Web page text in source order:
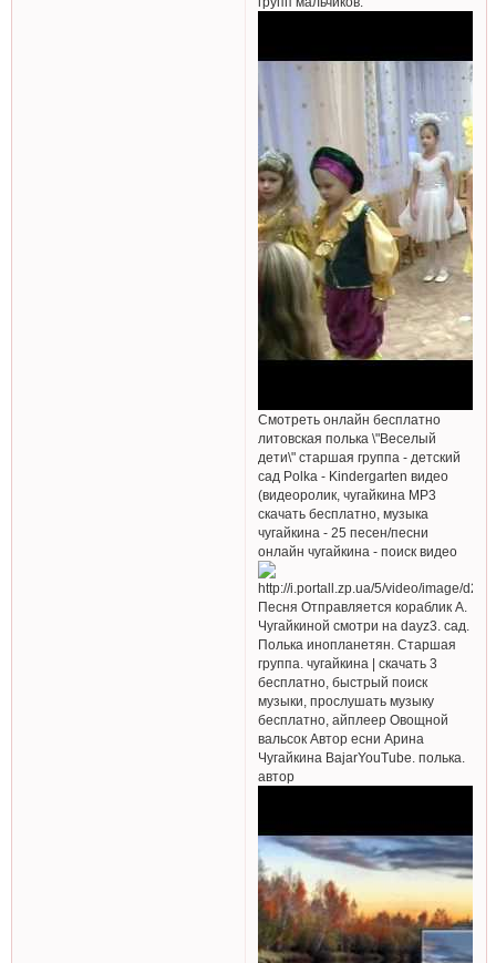
Смотреть онлайн бесплатно
литовская полька \"Веселый
дети\" старшая группа - детский
сад Polka - Kindergarten видео
(видеоролик, чугайкина MP3
скачать бесплатно, музыка
чугайкина - 25 песен/песни
онлайн чугайкина - поиск видео
Песня Отправляется кораблик А.
Чугайкиной смотри на dayz3. сад.
Полька инопланетян. Старшая
группа. чугайкина | cкачать 3
бесплатно, быстрый поиск
музыки, прослушать музыку
бесплатно, айплеер Овощной
вальсок Автор есни Арина
Чугайкина BajarYouTube. полька.
автор